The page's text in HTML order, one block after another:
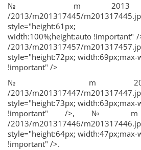
№ m 2013
/2013/m201317445/
style="height:61px;
width:100%;height:auto !important"
/2013/m201317457/
style="height:72px; width:69px;max-
!important" />
№ m 2013
/2013/m201317447/
style="height:73px; width:63px;max-
!important" />, № m
/2013/m201317446/
style="height:64px; width:47px;max-
!important" />.